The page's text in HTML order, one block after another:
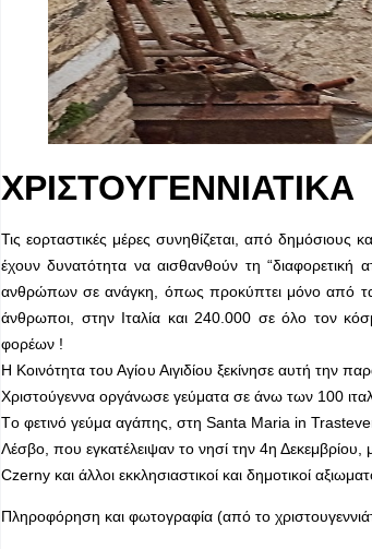
Τις εορταστικές μέρες συνηθίζεται, από
έχουν δυνατότητα να αισθανθούν τη
ανθρώπων σε ανάγκη, όπως προκύπτει μόνο από τα
άνθρωποι, στην Ιταλία και 240.000 σε όλο τον
φορέων !
Η Κοινότητα του Αγίου Αιγιδίου ξεκίνησε αυτή την
Χριστούγεννα οργάνωσε γεύματα σε άνω των 100
Tο φετινό γεύμα αγάπης, στη Santa Maria in
Λέσβο, που εγκατέλειψαν το νησί την 4η
Czerny και άλλοι εκκλησιαστικοί και δημοτικοί
Πληροφόρηση και φωτογραφία (από το